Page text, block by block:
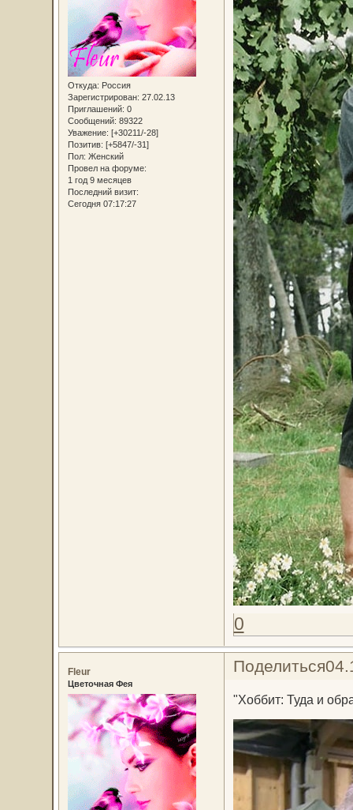
Откуда: Россия
Зарегистрирован: 27.02.13
Приглашений: 0
Сообщений: 89322
Уважение: [+30211/-28]
Позитив: [+5847/-31]
Пол: Женский
Провел на форуме:
1 год 9 месяцев
Последний визит:
Сегодня 07:17:27
0
Поделиться
Fleur
Цветочная Фея
"Хоббит: Туда и